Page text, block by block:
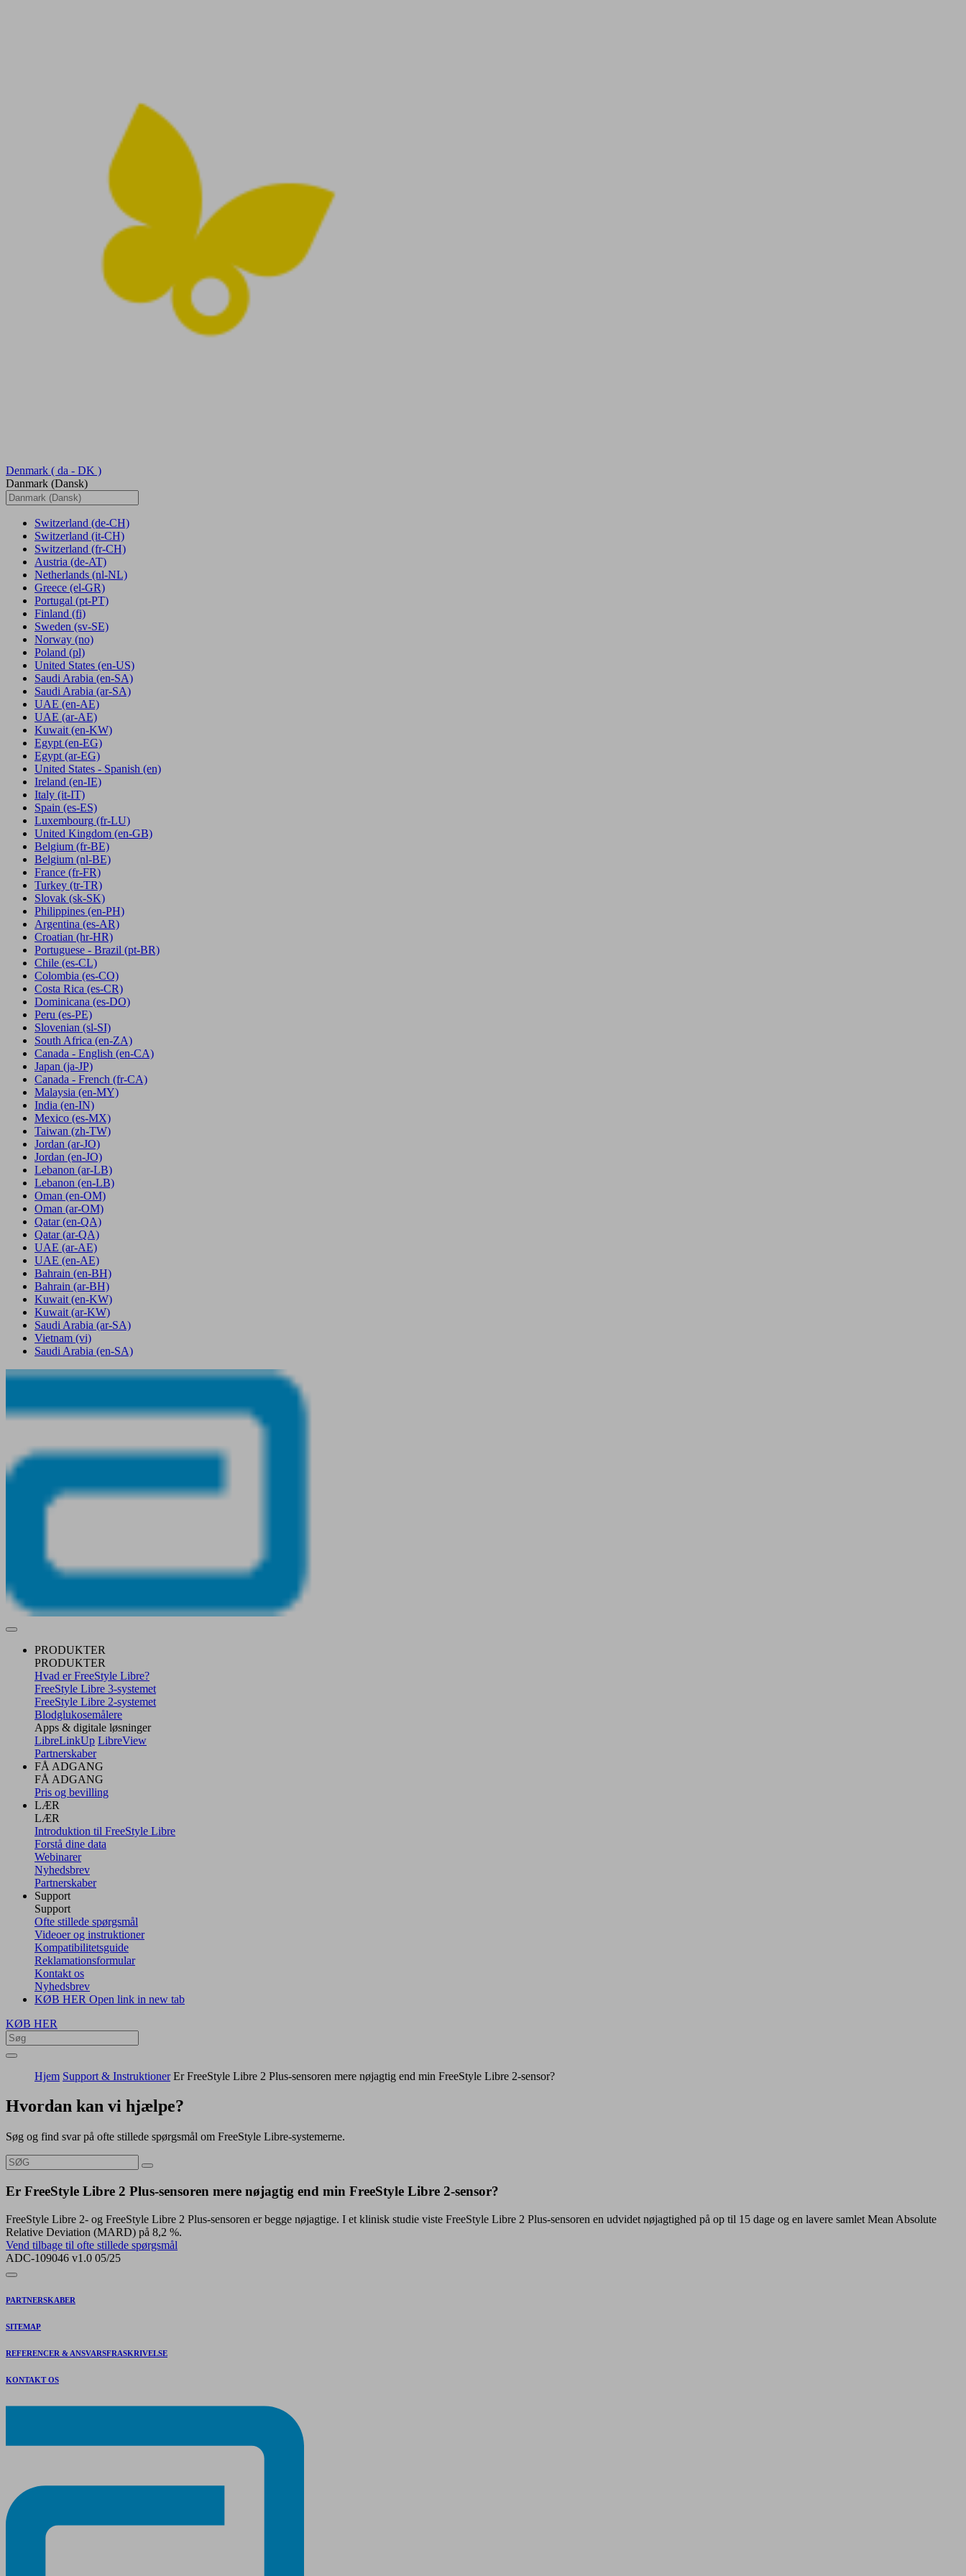
Denmark ( da - DK )
Danmark (Dansk)
Switzerland (de-CH)
Switzerland (it-CH)
Switzerland (fr-CH)
Austria (de-AT)
Netherlands (nl-NL)
Greece (el-GR)
Portugal (pt-PT)
Finland (fi)
Sweden (sv-SE)
Norway (no)
Poland (pl)
United States (en-US)
Saudi Arabia (en-SA)
Saudi Arabia (ar-SA)
UAE (en-AE)
UAE (ar-AE)
Kuwait (en-KW)
Egypt (en-EG)
Egypt(ar-EG)
United States - Spanish (en)
Ireland (en-IE)
Italy (it-IT)
Spain (es-ES)
Luxembourg (fr-LU)
United Kingdom (en-GB)
Belgium (fr-BE)
Belgium (nl-BE)
France (fr-FR)
Turkey (tr-TR)
Slovak (sk-SK)
Philippines (en-PH)
Argentina (es-AR)
Croatian (hr-HR)
Portuguese - Brazil (pt-BR)
Chile (es-CL)
Colombia (es-CO)
Costa Rica (es-CR)
Dominicana (es-DO)
Peru (es-PE)
Slovenian (sl-SI)
South Africa (en-ZA)
Canada - English (en-CA)
Japan (ja-JP)
Canada - French (fr-CA)
Malaysia (en-MY)
India (en-IN)
Mexico (es-MX)
Taiwan (zh-TW)
Jordan (ar-JO)
Jordan (en-JO)
Lebanon (ar-LB)
Lebanon (en-LB)
Oman (en-OM)
Oman (ar-OM)
Qatar (en-QA)
Qatar (ar-QA)
UAE (ar-AE)
UAE (en-AE)
Bahrain (en-BH)
Bahrain (ar-BH)
Kuwait (en-KW)
Kuwait (ar-KW)
Saudi Arabia (ar-SA)
Vietnam (vi)
Saudi Arabia (en-SA)
PRODUKTER
PRODUKTER
Hvad er FreeStyle Libre?
FreeStyle Libre 3-systemet
FreeStyle Libre 2-systemet
Blodglukosemålere
Apps & digitale løsninger
LibreLinkUp LibreView
Partnerskaber
FÅ ADGANG
FÅ ADGANG
Pris og bevilling
LÆR
LÆR
Introduktion til FreeStyle Libre
Forstå dine data
Webinarer
Nyhedsbrev
Partnerskaber
Support
Support
Ofte stillede spørgsmål
Videoer og instruktioner
Kompatibilitetsguide
Reklamationsformular
Kontakt os
Nyhedsbrev
KØB HER Open link in new tab
KØB HER
Hjem Support & Instruktioner Er FreeStyle Libre 2 Plus-sensoren mere nøjagtig end min FreeStyle Libre 2-sensor?
Hvordan kan vi hjælpe?
Søg og find svar på ofte stillede spørgsmål om FreeStyle Libre-systemerne.
Er FreeStyle Libre 2 Plus-sensoren mere nøjagtig end min FreeStyle Libre 2-sensor?
FreeStyle Libre 2- og FreeStyle Libre 2 Plus-sensoren er begge nøjagtige. I et klinisk studie viste FreeStyle Libre 2 Plus-sensoren en udvidet nøjagtighed på op til 15 dage og en lavere samlet Mean Absolute
Relative Deviation (MARD) på 8,2 %.
Vend tilbage til ofte stillede spørgsmål
ADC-109046 v1.0 05/25
PARTNERSKABER
SITEMAP
REFERENCER & ANSVARSFRASKRIVELSE
KONTAKT OS